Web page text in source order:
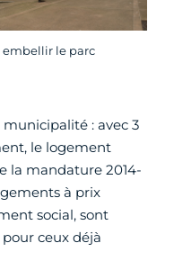
embellir le parc
: avec 3
le logement
la mandature 2014-
à prix
social, sont
ceux déjà